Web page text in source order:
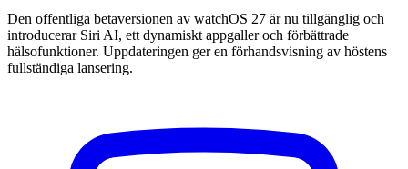
Den offentliga betaversionen av watchOS 27 är nu tillgänglig och
introducerar Siri AI, ett dynamiskt appgaller och förbättrade
hälsofunktioner. Uppdateringen ger en förhandsvisning av höstens
fullständiga lansering.